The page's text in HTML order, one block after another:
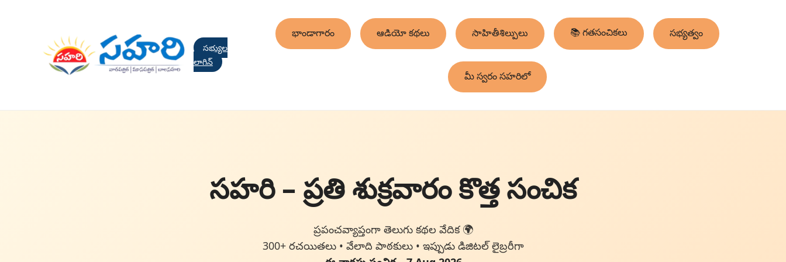
సభ్యుల
లాగిన్
భాండాగారం ఆడియో కథలు సాహితీశిల్పులు 📚 గతసంచికలు సభ్యత్వం
మీ స్వరం సహరిలో
సహరి – ప్రతి శుక్రవారం కొత్త సంచిక
ప్రపంచవ్యాప్తంగా తెలుగు కథల వేదిక 🌍
300+ రచయితలు • వేలాది పాఠకులు • ఇప్పుడు డిజిటల్ లైబ్రరీగా